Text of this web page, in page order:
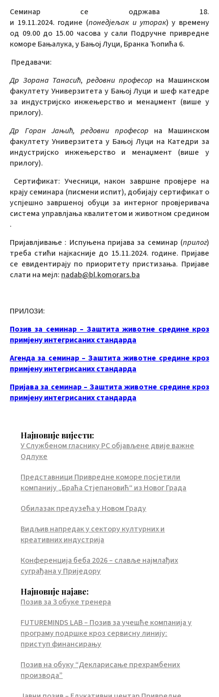
Семинар се одржава 18.
и 19.11.2024. године (понедјељак и уторак) у времену
од 09.00 до 15.00 часова у сали Подручне привредне
коморе Бањалука, у Бањој Луци, Бранка Ћопића 6.
Предавачи:
Др Зорана Танасић, редовни професор на Машинском
факултету Универзитета у Бањој Луци и шеф катедре
за индустријско инжењерство и менаџмент (више у
прилогу).
Др Горан Јањић, редовни професор на Машинском
факултету Универзитета у Бањој Луци на Катедри за
индустријско инжењерство и менаџмент (више у
прилогу).
Сертификат: Учесници, након завршне провјере на
крају семинара (писмени испит), добијају сертификат о
успјешно завршеној обуци за интерног провјеривача
система управлјања квалитетом и животном средином
.
Пријавлјивање : Испуњена пријава за семинар (прилог)
треба стићи најкасније до 15.11.2024. године. Пријаве
се евидентирају по приоритету пристизања. Пријаве
слати на мејл: nadab@bl.komorars.ba
ПРИЛОЗИ:
Позив за семинар – Заштита животне средине кроз
примјену интегрисаних стандарда
Агенда за семинар – Заштита животне средине кроз
примјену интегрисаних стандарда
Пријава за семинар – Заштита животне средине кроз
примјену интегрисаних стандарда
Најновије вијести:
У Службеном гласнику РС објављене двије важне
Одлуке
Представници Привредне коморе посјетили
компанију „Браћа Стјепановић“ из Новог Града
Обилазак предузећа у Новом Граду
Видљив напредак у сектору културних и
креативних индустрија
Конференција беба 2026 – славље најмлађих
суграђана у Приједору
Најновије најаве:
Позив за 3 обуке тренера
FUTUREMINDS LAB – Позив за учешће компанија у
програму подршке кроз сервисну линију:
приступ финансирању
Позив на обуку “Декларисање прехрамбених
производа”